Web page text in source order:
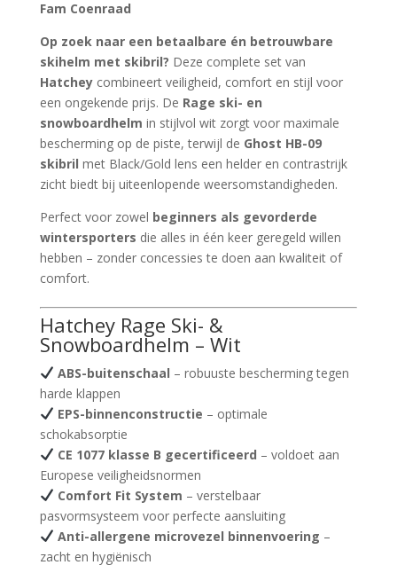
Fam Coenraad
Op zoek naar een betaalbare én betrouwbare
skihelm met skibril? Deze complete set van
Hatcheycombineert veiligheid, comfort en stijl voor
een ongekende prijs. De Rage ski- en
snowboardhelm in stijlvol wit zorgt voor maximale
bescherming op de piste, terwijl de Ghost HB-09
skibril met Black/Gold lens een helder en contrastrijk
zicht biedt bij uiteenlopende weersomstandigheden.
Perfect voor zowel beginners als gevorderde
wintersporters die alles in één keer geregeld willen
hebben – zonder concessies te doen aan kwaliteit of
comfort.
Hatchey Rage Ski- &
Snowboardhelm – Wit
ABS-buitenschaal – robuuste bescherming tegen
harde klappen
EPS-binnenconstructie – optimale
schokabsorptie
CE 1077 klasse B gecertificeerd – voldoet aan
Europese veiligheidsnormen
Comfort Fit System – verstelbaar
pasvormsysteem voor perfecte aansluiting
Anti-allergene microvezel binnenvoering –
zacht en hygiënisch